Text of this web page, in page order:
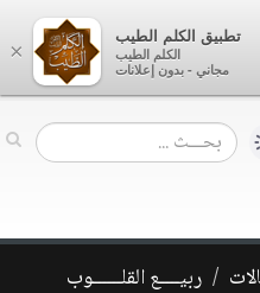
ربيــــع القلــــــوب
×
تطبيق الكلم الطيب
الكلم الطيب
مجاني - بدون إعلانات